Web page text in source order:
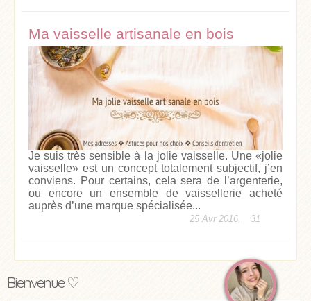
Ma vaisselle artisanale en bois
Je suis très sensible à la jolie vaisselle. Une «jolie
vaisselle» est un concept totalement subjectif, j’en
conviens. Pour certains, cela sera de l’argenterie,
ou encore un ensemble de vaissellerie acheté
auprès d’une marque spécialisée...
25 Avr 2016, 31
Bienvenue ♡